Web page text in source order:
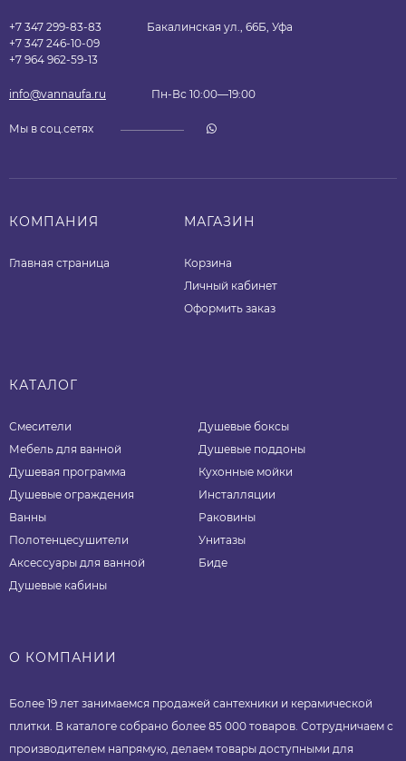
+7 347 299-83-83
+7 347 246-10-09
+7 964 962-59-13
Бакалинская ул., 66Б, Уфа
info@vannaufa.ru Пн-Вс 10:00—19:00
Мы в соц.сетях
КОМПАНИЯ
Главная страница
МАГАЗИН
Корзина
Личный кабинет
Оформить заказ
КАТАЛОГ
Смесители
Мебель для ванной
Душевая программа
Душевые ограждения
Ванны
Полотенцесушители
Аксессуары для ванной
Душевые кабины
Душевые боксы
Душевые поддоны
Кухонные мойки
Инсталляции
Раковины
Унитазы
Биде
О КОМПАНИИ
Более 19 лет занимаемся продажей сантехники и керамической
плитки. В каталоге собрано более 85 000 товаров. Сотрудничаем с
производителем напрямую, делаем товары доступными для